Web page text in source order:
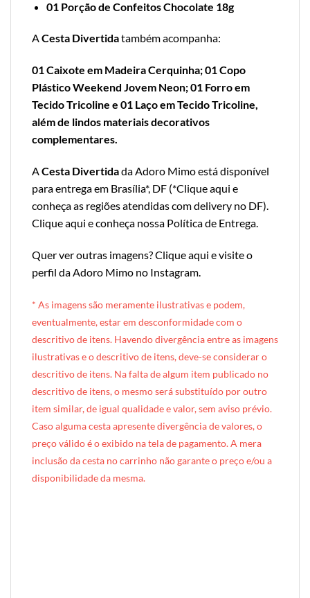
01 Porção de Confeitos Chocolate 18g
ACesta Divertidatambém acompanha:
01 Caixote em Madeira Cerquinha; 01 Copo
Plástico Weekend Jovem Neon; 01 Forro em
Tecido Tricoline e 01 Laço em Tecido Tricoline,
além de lindos materiais decorativos
complementares.
ACesta Divertidada Adoro Mimo está disponível
para entrega em Brasília*, DF (*Clique aqui e
conheça as regiões atendidas com delivery no DF).
Clique aqui e conheça nossa Política de Entrega.
Quer ver outras imagens?Clique aqui e visite o
perfil da Adoro Mimo no Instagram
* As imagens são meramente ilustrativas e podem,
eventualmente, estar em desconformidade com o
descritivo de itens. Havendo divergência entre as imagens
ilustrativas e o descritivo de itens, deve-se considerar o
descritivo de itens. Na falta de algum item publicado no
descritivo de itens, o mesmo será substituído por outro
item similar, de igual qualidade e valor, sem aviso prévio.
Caso alguma cesta apresente divergência de valores, o
preço válido é o exibido na tela de pagamento. A mera
inclusão da cesta no carrinho não garante o preço e/ou a
disponibilidade da mesma.